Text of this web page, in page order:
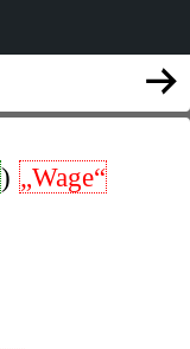
) „Wage“